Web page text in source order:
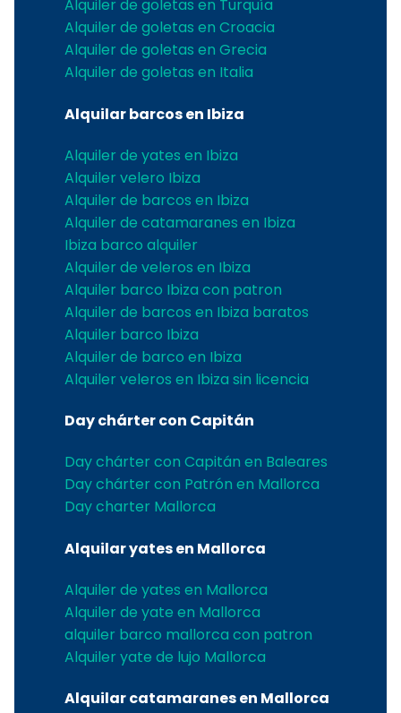
Alquiler de goletas en Turquía
Alquiler de goletas en Croacia
Alquiler de goletas en Grecia
Alquiler de goletas en Italia
Alquilar barcos en Ibiza
Alquiler de yates en Ibiza
Alquiler velero Ibiza
Alquiler de barcos en Ibiza
Alquiler de catamaranes en Ibiza
Ibiza barco alquiler
Alquiler de veleros en Ibiza
Alquiler barco Ibiza con patron
Alquiler de barcos en Ibiza baratos
Alquiler barco Ibiza
Alquiler de barco en Ibiza
Alquiler veleros en Ibiza sin licencia
Day chárter con Capitán
Day chárter con Capitán en Baleares
Day chárter con Patrón en Mallorca
Day charter Mallorca
Alquilar yates en Mallorca
Alquiler de yates en Mallorca
Alquiler de yate en Mallorca
alquiler barco mallorca con patron
Alquiler yate de lujo Mallorca
Alquilar catamaranes en Mallorca